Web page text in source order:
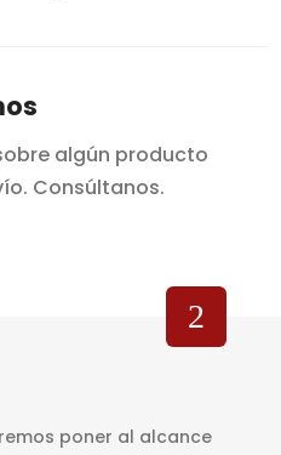
algún producto
Consúltanos.
poner al alcance